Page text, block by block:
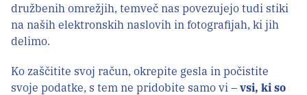
družbenih omrežjih, temveč nas povezujejo tudi stiki
na naših elektronskih naslovih in fotografijah, ki jih
delimo.
Ko zaščitite svoj račun, okrepite gesla in počistite
svoje podatke, s tem ne pridobite samo vi – vsi, ki so